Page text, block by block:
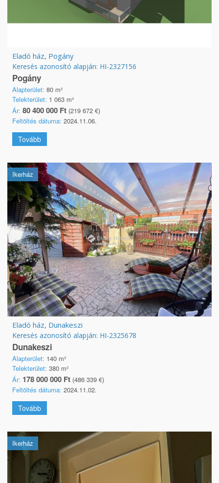
Eladó ház, Pogány
Keresés azonosító alapján: HI-2327156
Pogány
Alapterület: 80 m²
Telekterület: 1 063 m²
Ár: 80 400 000 Ft (219 672 €)
Feltöltés dátuma: 2024.11.06.
Tovább
Ikerház
Eladó ház, Dunakeszi
Keresés azonosító alapján: HI-2325678
Dunakeszi
Alapterület: 140 m²
Telekterület: 380 m²
Ár: 178 000 000 Ft (486 339 €)
Feltöltés dátuma: 2024.11.02.
Tovább
Ikerház